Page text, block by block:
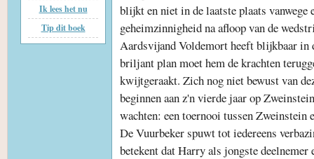
Ik lees het nu
Tip dit boek
blijkt en niet in de laatste plaats vanwege
geheimzinnigheid na afloop van de
Aardsvijand Voldemort heeft blijkbaar in
briljant plan moet hem de krachten
kwijtgeraakt. Zich nog niet bewust van
beginnen aan z'n vierde jaar op
wachten: een toernooi tussen Zweinstein
De Vuurbeker spuwt tot iedereens
betekent dat Harry als jongste deelnemer